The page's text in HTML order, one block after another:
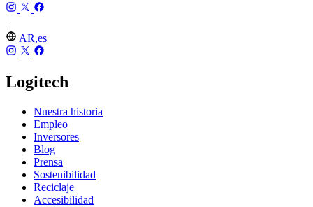
AR,es
Logitech
Nuestra historia
Empleo
Inversores
Blog
Prensa
Sostenibilidad
Reciclaje
Accesibilidad